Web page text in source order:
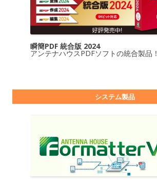
瞬簡PDF 統合版 2024
アンテナハウスPDFソフトの統合製品！
システム製品